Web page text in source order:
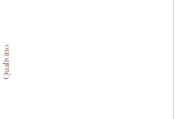
Qualivino